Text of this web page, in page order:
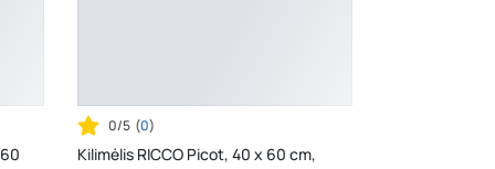
0/5 (0)
Kilimėlis RICCO Picot, 40 x 60 cm,